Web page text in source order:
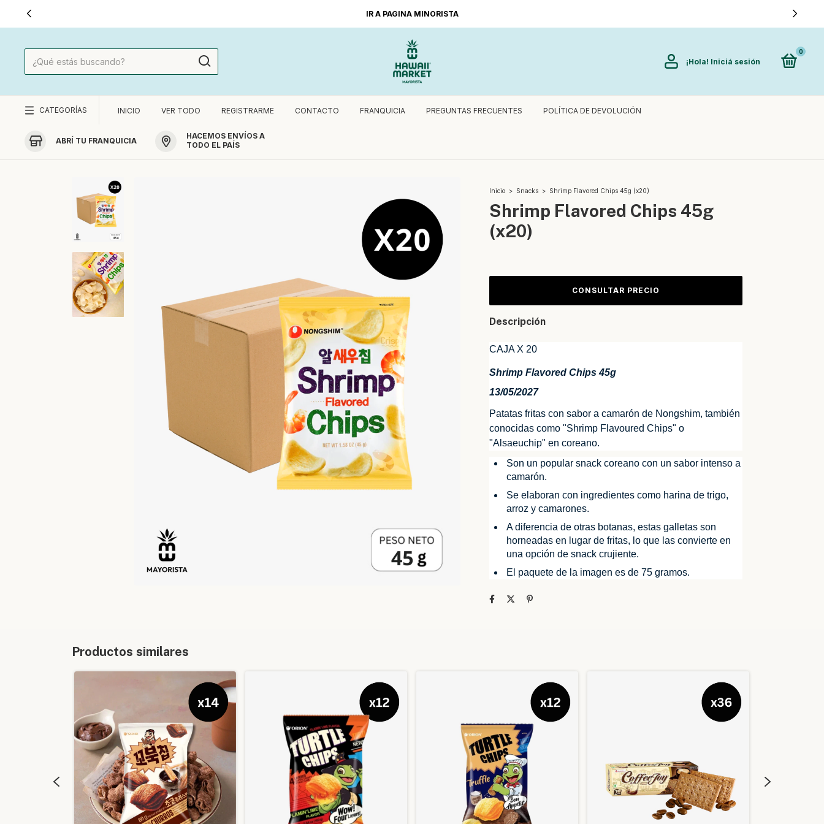
IR A PAGINA MINORISTA
¡Hola! Iniciá sesión
0
CATEGORÍAS INICIO VER TODO REGISTRARME CONTACTO FRANQUICIA PREGUNTAS FRECUENTES POLÍTICA DE DEVOLUCIÓN
ABRÍ TU FRANQUICIA
HACEMOS ENVÍOS A
TODO EL PAÍS
Inicio > Snacks > Shrimp Flavored Chips 45g (x20)
Shrimp Flavored Chips 45g
(x20)
Descripción
CAJA X 20
Shrimp Flavored Chips 45g
13/05/2027
Patatas fritas con sabor a camarón de Nongshim, también
conocidas como "Shrimp Flavoured Chips" o
"Alsaeuchip" en coreano.
Son un popular snack coreano con un sabor intenso a
camarón.
Se elaboran con ingredientes como harina de trigo,
arroz y camarones.
A diferencia de otras botanas, estas galletas son
horneadas en lugar de fritas, lo que las convierte en
una opción de snack crujiente.
El paquete de la imagen es de 75 gramos.
Productos similares